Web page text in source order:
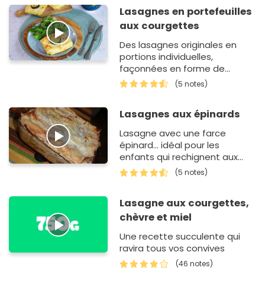
Lasagnes en portefeuilles
aux courgettes
Des lasagnes originales en
portions individuelles,
façonnées en forme de
portefeuille. Gourmandes et
faciles à préparer, ces
(5 notes)
Lasagnes aux épinards
Lasagne avec une farce
épinard... idéal pour les
enfants qui rechignent aux
légumes...
(5 notes)
Lasagne aux courgettes,
chèvre et miel
Une recette succulente qui
ravira tous vos convives
(46 notes)